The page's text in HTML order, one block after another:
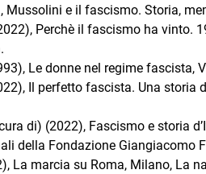
Mussolini e il fascismo. Storia,
Perchè il fascismo ha vinto.
Le donne nel regime fascista,
Il perfetto fascista. Una storia
di) (2022), Fascismo e storia
della Fondazione Giangiacomo
La marcia su Roma, Milano, La